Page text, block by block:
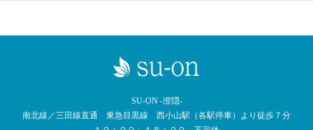
SU-ON -澄隠-
南北線／三田線直通 東急目黒線 西小山駅（各駅停車）より徒歩７分